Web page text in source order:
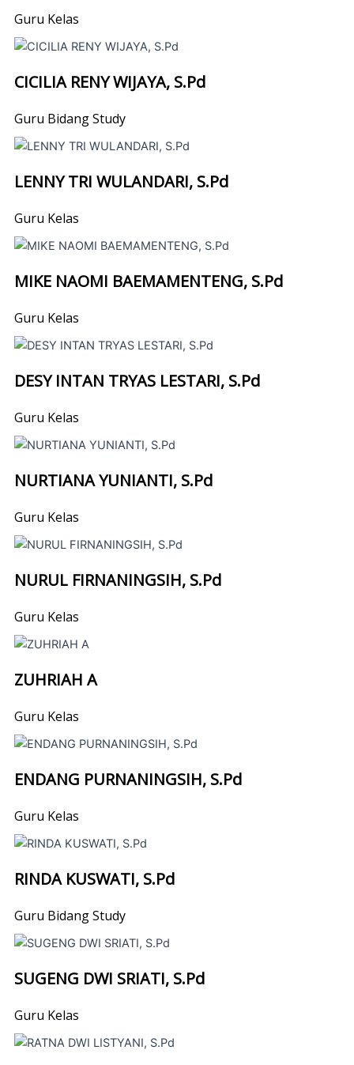
Guru Kelas
CICILIA RENY WIJAYA, S.Pd
Guru Bidang Study
LENNY TRI WULANDARI, S.Pd
Guru Kelas
MIKE NAOMI BAEMAMENTENG, S.Pd
Guru Kelas
DESY INTAN TRYAS LESTARI, S.Pd
Guru Kelas
NURTIANA YUNIANTI, S.Pd
Guru Kelas
NURUL FIRNANINGSIH, S.Pd
Guru Kelas
ZUHRIAH A
Guru Kelas
ENDANG PURNANINGSIH, S.Pd
Guru Kelas
RINDA KUSWATI, S.Pd
Guru Bidang Study
SUGENG DWI SRIATI, S.Pd
Guru Kelas